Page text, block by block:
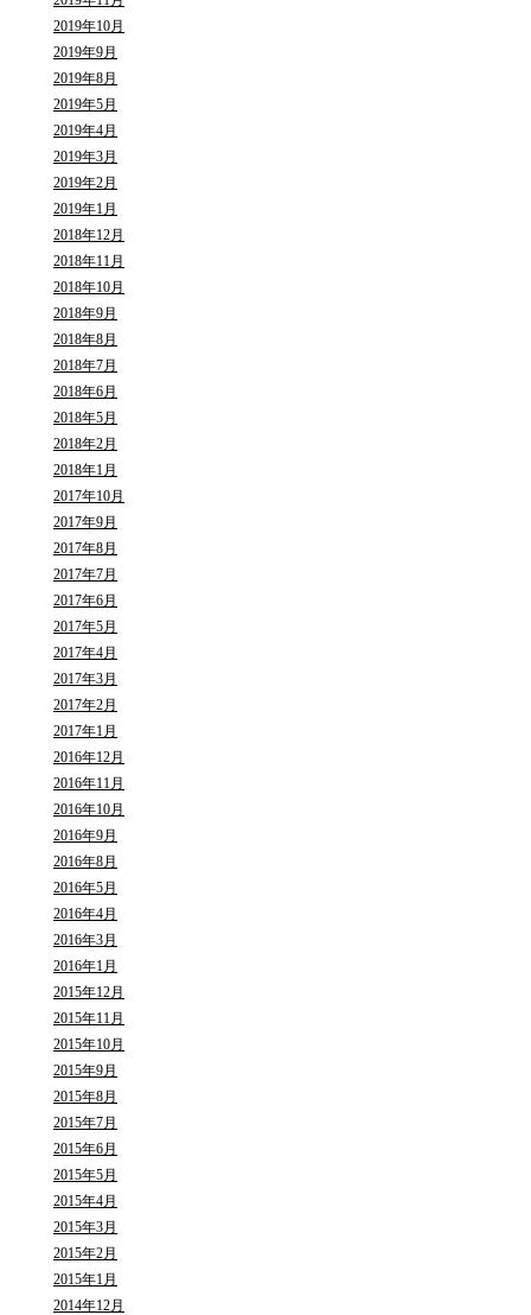
2019年10月
2019年9月
2019年8月
2019年5月
2019年4月
2019年3月
2019年2月
2019年1月
2018年12月
2018年11月
2018年10月
2018年9月
2018年8月
2018年7月
2018年6月
2018年5月
2018年2月
2018年1月
2017年10月
2017年9月
2017年8月
2017年7月
2017年6月
2017年5月
2017年4月
2017年3月
2017年2月
2017年1月
2016年12月
2016年11月
2016年10月
2016年9月
2016年8月
2016年5月
2016年4月
2016年3月
2016年1月
2015年12月
2015年11月
2015年10月
2015年9月
2015年8月
2015年7月
2015年6月
2015年5月
2015年4月
2015年3月
2015年2月
2015年1月
2014年12月